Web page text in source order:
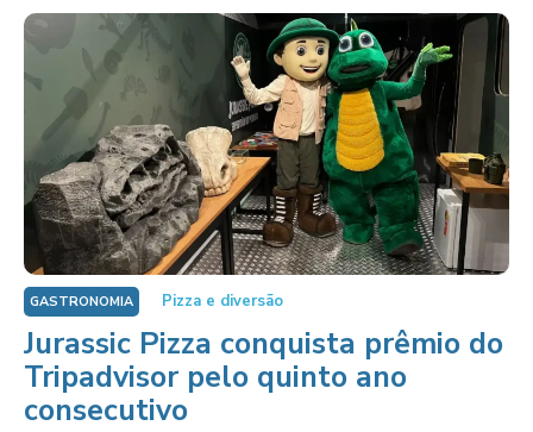
GASTRONOMIA Pizza e diversão
Jurassic Pizza conquista prêmio do
Tripadvisor pelo quinto ano
consecutivo